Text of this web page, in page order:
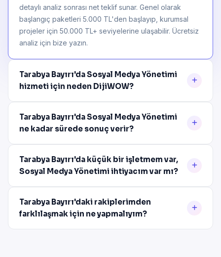
detaylı analiz sonrası net teklif sunar. Genel olarak
başlangıç paketleri 5.000 TL'den başlayıp, kurumsal
projeler için 50.000 TL+ seviyelerine ulaşabilir. Ücretsiz
analiz için bize yazın.
Tarabya Bayırı'da Sosyal Medya Yönetimi
hizmeti için neden DijiWOW?
Tarabya Bayırı'da Sosyal Medya Yönetimi
ne kadar sürede sonuç verir?
Tarabya Bayırı'da küçük bir işletmem var,
Sosyal Medya Yönetimi ihtiyacım var mı?
Tarabya Bayırı'daki rakiplerimden
farklılaşmak için ne yapmalıyım?